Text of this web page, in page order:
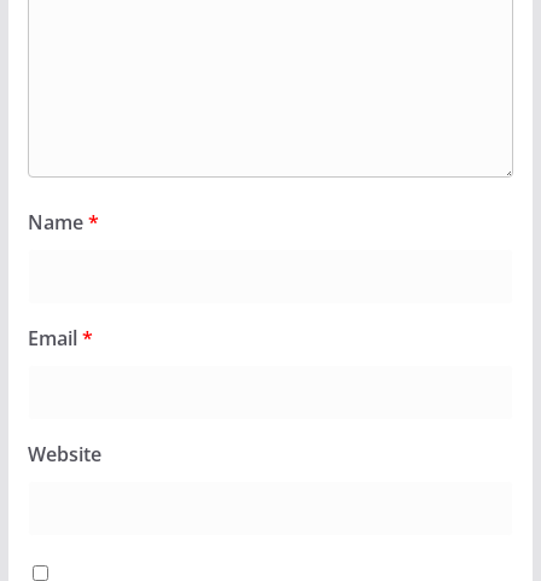
Name*
Email*
Website